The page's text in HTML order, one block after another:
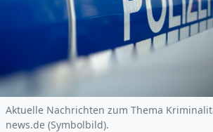
Aktuelle Nachrichten zum Thema
news.de (Symbolbild).